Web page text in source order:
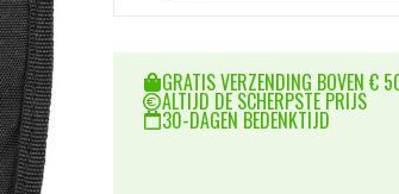
GRATIS VERZENDING BOVEN €
ALTIJD DE SCHERPSTE PRIJS
30-DAGEN BEDENKTIJD